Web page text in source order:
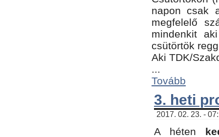
napon csak
megfelelő
mindenkit
csütörtök
Aki TDK/
...
Tovább
3. heti
2017. 02. 23. -
A héten